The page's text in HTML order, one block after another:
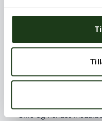
erfaring
Når du søger
Pallisby Begravelser
med Gitte Pallisby i
hjulpet mange gennem
Gitte og hendes